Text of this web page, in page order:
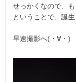
せっかくなので、
ということで、誕
早速撮影へ(・∀・)